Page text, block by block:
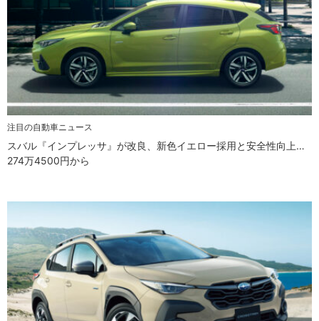
注目の自動車ニュース
スバル『インプレッサ』が改良、新色イエロー採用と安全性向上…
274万4500円から